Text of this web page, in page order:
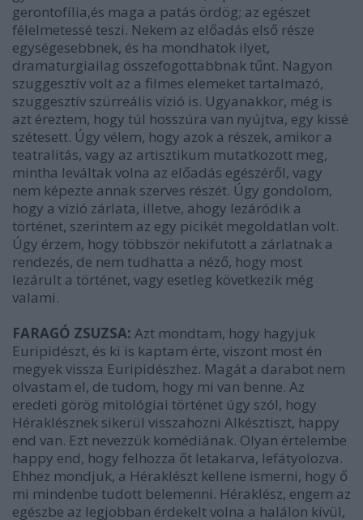
gerontofília,és maga a patás ördög; az egészet
félelmetessé teszi. Nekem az előadás első része
egységesebbnek, és ha mondhatok ilyet,
dramaturgiailag összefogottabbnak tűnt. Nagyon
szuggesztív volt az a filmes elemeket tartalmazó,
szuggesztív szürreális vízió is. Ugyanakkor, még is
azt éreztem, hogy túl hosszúra van nyújtva, egy kissé
szétesett. Úgy vélem, hogy azok a részek, amikor a
teatralitás, vagy az artisztikum mutatkozott meg,
mintha leváltak volna az előadás egészéről, vagy
nem képezte annak szerves részét. Úgy gondolom,
hogy a vízió zárlata, illetve, ahogy lezáródik a
történet, szerintem az egy picikét megoldatlan volt.
Úgy érzem, hogy többször nekifutott a zárlatnak a
rendezés, de nem tudhatta a néző, hogy most
lezárult a történet, vagy esetleg következik még
valami.
FARAGÓ ZSUZSA: Azt mondtam, hogy hagyjuk
Euripidészt, és ki is kaptam érte, viszont most én
megyek vissza Euripidészhez. Magát a darabot nem
olvastam el, de tudom, hogy mi van benne. Az
eredeti görög mitológiai történet úgy szól, hogy
Héraklésznek sikerül visszahozni Alkésztiszt, happy
end van. Ezt nevezzük komédiának. Olyan értelembe
happy end, hogy felhozza őt letakarva, lefátyolozva.
Ehhez mondjuk, a Héraklészt kellene ismerni, hogy ő
mi mindenbe tudott belemenni. Héraklész, engem az
egészbe az legjobban érdekelt volna a halálon kívül,